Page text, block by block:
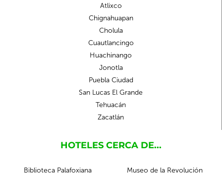
Atlixco
Chignahuapan
Cholula
Cuautlancingo
Huachinango
Jonotla
Puebla Ciudad
San Lucas El Grande
Tehuacán
Zacatlán
HOTELES CERCA DE...
Biblioteca Palafoxiana
Museo de la Revolución